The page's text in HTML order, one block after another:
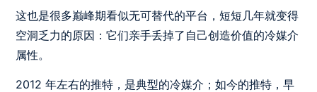
这也是很多巅峰期看似无可替代的平台，短短几年就变得
空洞乏力的原因：它们亲手丢掉了自己创造价值的冷媒介
属性。
2012 年左右的推特，是典型的冷媒介；如今的推特，早